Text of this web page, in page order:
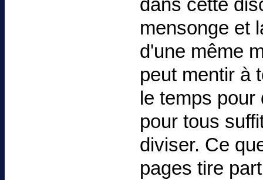
dans cette
mensonge et
d'une même
peut mentir à
le temps
pour tous
diviser. Ce
pages tire